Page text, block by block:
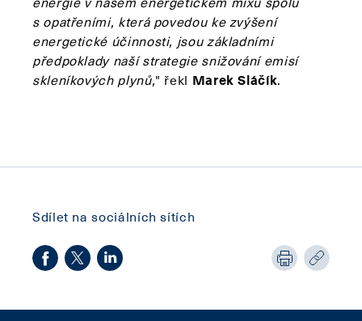
s opatřeními, která povedou ke zvýšení
energetické účinnosti, jsou základními
předpoklady naší strategie snižování emisí
skleníkových plynů," řekl Marek Sláčík.
Sdílet na sociálních sítích